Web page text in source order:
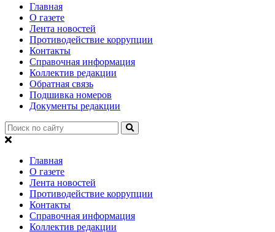
Главная
О газете
Лента новостей
Противодействие коррупции
Контакты
Справочная информация
Коллектив редакции
Обратная связь
Подшивка номеров
Документы редакции
Главная
О газете
Лента новостей
Противодействие коррупции
Контакты
Справочная информация
Коллектив редакции